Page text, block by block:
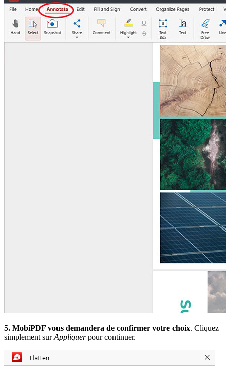
5. MobiPDF vous demandera de confirmer votre choix. Cliquez
simplement surAppliquerpour continuer.